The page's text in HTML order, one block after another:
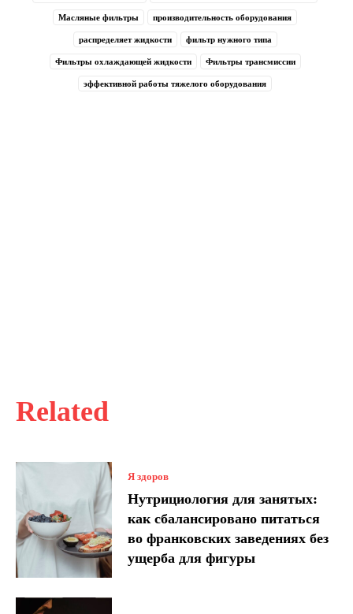
Related
Я здоров
Нутрициология для занятых:
как сбалансировано питаться
во франковских заведениях без
ущерба для фигуры
Масляные фильтры производительность оборудования
распределяет жидкости фильтр нужного типа
Фильтры охлаждающей жидкости Фильтры трансмиссии
эффективной работы тяжелого оборудования